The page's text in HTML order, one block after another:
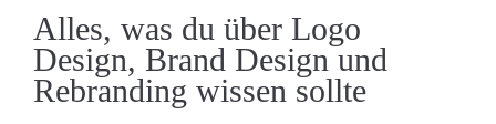
Alles, was du über Logo
Design, Brand Design und
Rebranding wissen sollte